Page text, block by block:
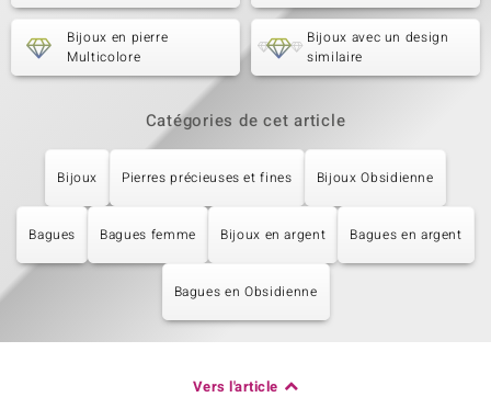
Bijoux en pierre
Multicolore
Bijoux avec un design
similaire
Catégories de cet article
Bijoux Pierres précieuses et fines Bijoux Obsidienne
Bagues Bagues femme Bijoux en argent Bagues en argent
Bagues en Obsidienne
Vers l'article